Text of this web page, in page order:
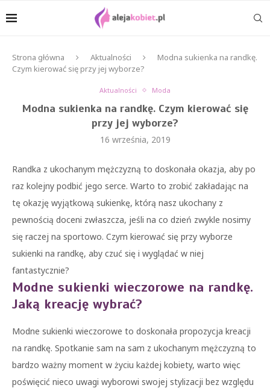
Strona główna Aktualności
Modna sukienka na randkę.
Czym kierować się przy jej wyborze?
Aktualności Moda
Modna sukienka na randkę. Czym kierować się
przy jej wyborze?
16 września, 2019
Randka z ukochanym mężczyzną to doskonała okazja, aby po
raz kolejny podbić jego serce. Warto to zrobić zakładając na
tę okazję wyjątkową sukienkę, którą nasz ukochany z
pewnością doceni zwłaszcza, jeśli na co dzień zwykle nosimy
się raczej na sportowo. Czym kierować się przy wyborze
sukienki na randkę, aby czuć się i wyglądać w niej
fantastycznie?
Modne sukienki wieczorowe na randkę.
Jaką kreację wybrać?
Modne sukienki wieczorowe to doskonała propozycja kreacji
na randkę. Spotkanie sam na sam z ukochanym mężczyzną to
bardzo ważny moment w życiu każdej kobiety, warto więc
poświęcić nieco uwagi wyborowi swojej stylizacji bez względu